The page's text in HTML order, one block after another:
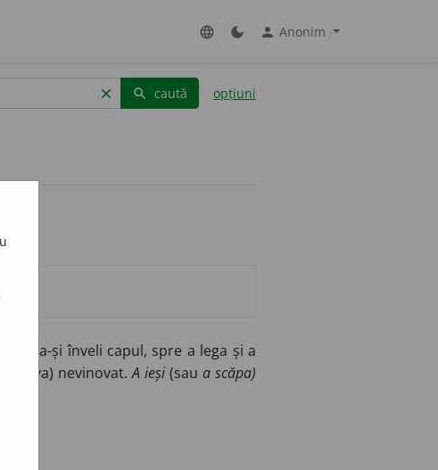
language dark_mode person Anonim
clear search caută opțiuni
a-și înveli capul, spre a lega și a
cineva) nevinovat.A ieși (sau a scăpa)